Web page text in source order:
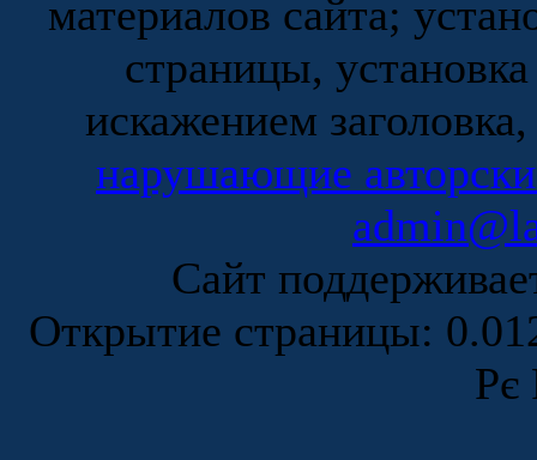
материалов сайта;
страницы,
искажением
нарушающие
Сайт
Открытие страницы:
Рє